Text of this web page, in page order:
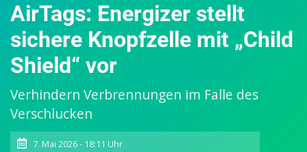
AirTags: Energizer stellt
sichere Knopfzelle mit „Child
Shield“ vor
Verhindern Verbrennungen im Falle des
Verschlucken
7. Mai 2026 - 18:11 Uhr